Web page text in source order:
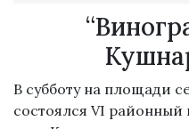
В субботу на площади
состоялся VI районный